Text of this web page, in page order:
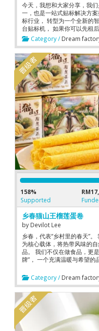
今天，我想和大家分享，我
一，也是一站式贴标解决方
标行业， 转型为一个全新的
台贴标机， 如果你可以先租
LAAS（Labelling-As-A-
式， 客户无需前期资本支出
们提供的不只是设备， 而是
签 同时，我们开发了专属的
建立共赢机制， 打造一个全
成本越低。 系统每6个月进
时， 客户只需持续采购标签
用得越多，付得越少。 我们
业的模式 从“拥有”，走向“订
一门生意， 这是我一生的事
大的成长。 谢谢大家。
Category / Dream
158%
Supported
乡春猫山王榴莲蛋卷
by Devilot Lee
乡春，代表“乡村里的春天”
为核心载体，将热带风味的
品。 我们不仅在做食品，更
牌”， 一个充满温暖与希望的
Category / Dream